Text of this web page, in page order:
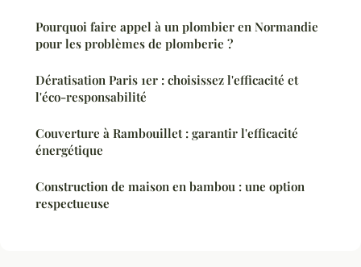
Pourquoi faire appel à un plombier en Normandie
pour les problèmes de plomberie ?
Dératisation Paris 1er : choisissez l'efficacité et
l'éco-responsabilité
Couverture à Rambouillet : garantir l'efficacité
énergétique
Construction de maison en bambou : une option
respectueuse